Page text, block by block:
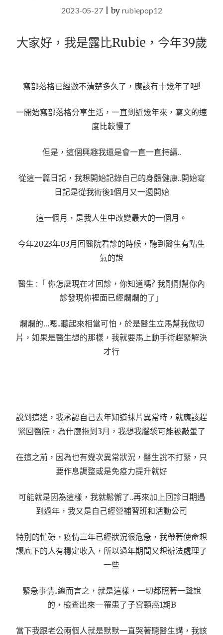
2023-05-27|by rubiepop12
大家好，我是露比Rubie，今年39歲
寫部落格已經數不清楚多久了，應該有十幾年了吧!
一開始寫部落格分享生活，一直到近幾年來，寫文的速
度比較慢了
但是，這個興趣我還是會一直一直持續..
從這一篇日記，我想開始記錄自己的身體健康..開始寫
日記是從我術後1個月又一週開始
這一個月，是我人生中改變最大的一個月。
今年2023年03月回醫院看診的時候，聽到醫生有點生
氣的說
醫生 :「 你怎麼現在才回診，你知道嗎? 我剛剛幫你內
診發現你裡面已經爛爛的了」
爛爛的…嗯..聽起來相當可怕，於是醫生立馬幫我做切
片，如果是醫生想的那樣，我就要馬上動手術趕緊解決
才行
說到這邊，我承認自己去年知道抹片異常時，就應該趕
緊回醫院，為什麼拖到3月，我想我腦袋可能被敲暈了
在這之前，因為也有幾次異常狀況，醫生說不打緊，只
要作息調整或是免疫力提升就好
可能就是因為這樣，我就鬆懈了..再來加上回診日期遇
到過年，我又是自己經營補習班和活動公司
特別的忙碌，疫情三年已經狀況很危急，我帶著使命想
讓底下的人有穩定收入，所以過年期間又想辦法處理了
一些
緊急事情..總而言之，就是這樣，一切都照著一聲說
的，檢查出來—罹患了子宮頸癌1期B
當下我跟老公兩個人就是默默一直哭著聽醫生講，我該